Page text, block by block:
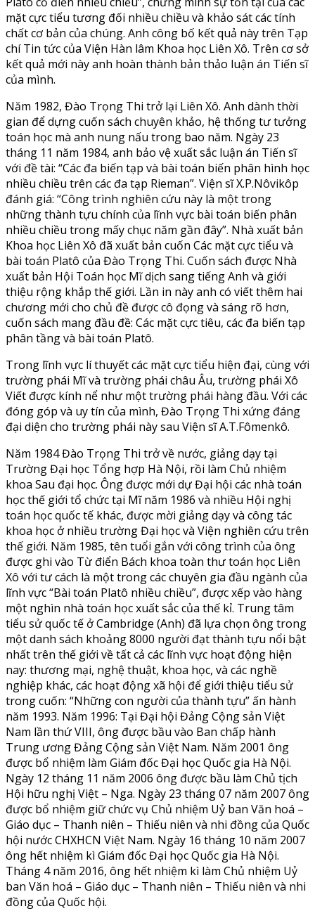
mặt cực tiểu tương đối nhiều chiều và khảo sát các tính
chất cơ bản của chúng. Anh công bố kết quả này trên Tạp
chí Tin tức của Viện Hàn lâm Khoa học Liên Xô. Trên cơ sở
kết quả mới này anh hoàn thành bản thảo luận án Tiến sĩ
của mình.
Năm 1982, Đào Trọng Thi trở lại Liên Xô. Anh dành thời
gian để dựng cuốn sách chuyên khảo, hệ thống tư tưởng
toán học mà anh nung nấu trong bao năm. Ngày 23
tháng 11 năm 1984, anh bảo vệ xuất sắc luận án Tiến sĩ
với đề tài: “Các đa biến tạp và bài toán biến phân hình học
nhiều chiều trên các đa tạp Rieman”. Viện sĩ X.P.Nôvikôp
đánh giá: “Công trình nghiên cứu này là một trong
những thành tựu chính của lĩnh vực bài toán biến phân
nhiều chiều trong mấy chục năm gần đây”. Nhà xuất bản
Khoa học Liên Xô đã xuất bản cuốn Các mặt cực tiểu và
bài toán Platô của Đào Trọng Thi. Cuốn sách được Nhà
xuất bản Hội Toán học Mĩ dịch sang tiếng Anh và giới
thiệu rộng khắp thế giới. Lần in này anh có viết thêm hai
chương mới cho chủ đề được cô đọng và sáng rõ hơn,
cuốn sách mang đầu đề: Các mặt cực tiêu, các đa biến tạp
phân tầng và bài toán Platô.
Trong lĩnh vực lí thuyết các mặt cực tiểu hiện đại, cùng với
trường phái Mĩ và trường phái châu Âu, trường phái Xô
Viết được kính nể như một trường phái hàng đầu. Với các
đóng góp và uy tín của mình, Đào Trọng Thi xứng đáng
đại diện cho trường phái này sau Viện sĩ A.T.Fômenkô.
Năm 1984 Đào Trọng Thi trở về nước, giảng dạy tại
Trường Đại học Tổng hợp Hà Nội, rồi làm Chủ nhiệm
khoa Sau đại học. Ông được mới dự Đại hội các nhà toán
học thế giới tổ chức tại Mĩ năm 1986 và nhiều Hội nghị
toán học quốc tế khác, được mời giảng dạy và công tác
khoa học ở nhiều trường Đại học và Viện nghiên cứu trên
thế giới. Năm 1985, tên tuổi gắn với công trình của ông
được ghi vào Từ điển Bách khoa toàn thư toán học Liên
Xô với tư cách là một trong các chuyên gia đầu ngành của
lĩnh vực “Bài toán Platô nhiều chiều”, được xếp vào hàng
một nghìn nhà toán học xuất sắc của thế kỉ. Trung tâm
tiểu sử quốc tế ở Cambridge (Anh) đã lựa chọn ông trong
một danh sách khoảng 8000 người đạt thành tựu nổi bật
nhất trên thế giới về tất cả các lĩnh vực hoạt động hiện
nay: thương mại, nghệ thuật, khoa học, và các nghề
nghiệp khác, các hoạt động xã hội để giới thiệu tiểu sử
trong cuốn: “Những con người của thành tựu” ấn hành
năm 1993. Năm 1996: Tại Đại hội Đảng Cộng sản Việt
Nam lần thứ VIII, ông được bầu vào Ban chấp hành
Trung ương Đảng Cộng sản Việt Nam. Năm 2001 ông
được bổ nhiệm làm Giám đốc Đại học Quốc gia Hà Nội.
Ngày 12 tháng 11 năm 2006 ông được bầu làm Chủ tịch
Hội hữu nghị Việt – Nga. Ngày 23 tháng 07 năm 2007 ông
được bổ nhiệm giữ chức vụ Chủ nhiệm Uỷ ban Văn hoá –
Giáo dục – Thanh niên – Thiếu niên và nhi đồng của Quốc
hội nước CHXHCN Việt Nam. Ngày 16 tháng 10 năm 2007
ông hết nhiệm kì Giám đốc Đại học Quốc gia Hà Nội.
Tháng 4 năm 2016, ông hết nhiệm kì làm Chủ nhiệm Uỷ
ban Văn hoá – Giáo dục – Thanh niên – Thiếu niên và nhi
đồng của Quốc hội.